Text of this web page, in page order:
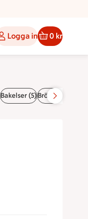
Logga in 0 kr
Bakelser (5)Bröd/bullar (1)